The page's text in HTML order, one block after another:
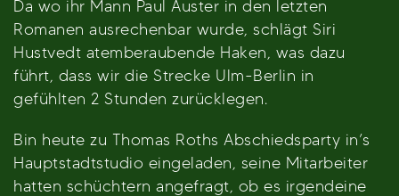
Da wo ihr Mann Paul Auster in den letzten
Romanen ausrechenbar wurde, schlägt Siri
Hustvedt atemberaubende Haken, was dazu
führt, dass wir die Strecke Ulm-Berlin in
gefühlten 2 Stunden zurücklegen.
Bin heute zu Thomas Roths Abschiedsparty in’s
Hauptstadtstudio eingeladen, seine Mitarbeiter
hatten schüchtern angefragt, ob es irgendeine